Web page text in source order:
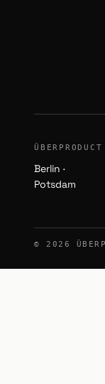
ÜBERPRODUCT
Berlin ·
Potsdam
© 2026